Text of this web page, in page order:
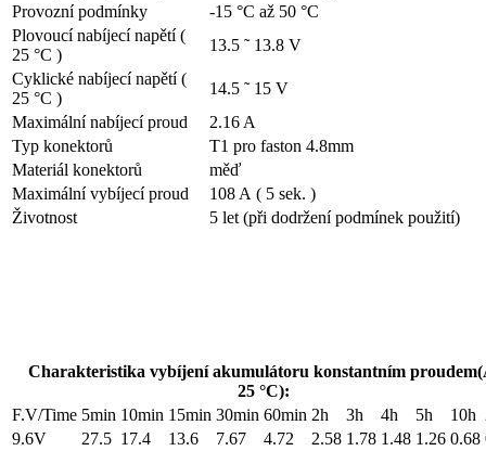
Provozní podmínky
-15 °C až 50 °C
Plovoucí nabíjecí napětí (
25 °C )
13.5 ˜ 13.8 V
Cyklické nabíjecí napětí (
25 °C )
14.5 ˜ 15 V
Maximální nabíjecí proud
2.16 A
Typ konektorů
T1 pro faston 4.8mm
Materiál konektorů
měď
Maximální vybíjecí proud
108 A ( 5 sek. )
Životnost
5 let (při dodržení podmínek použití)
Charakteristika vybíjení akumulátoru konstantním
25 °C):
F.V/Time 5min 10min 15min 30min 60min 2h 3h 4h 5h 10h
9.6V
27.5 17.4 13.6 7.67 4.72 2.58 1.78 1.48 1.26 0.68